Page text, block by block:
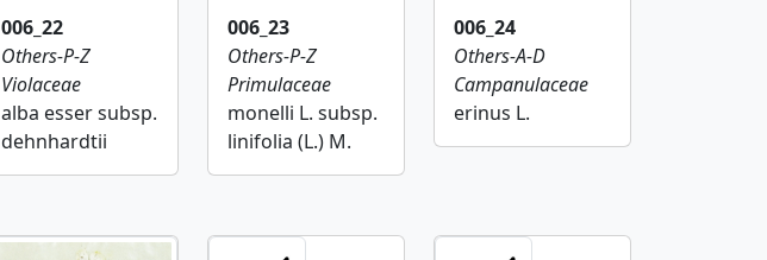
006_22
Others-P-Z
Violaceae
alba esser subsp.
dehnhardtii
006_23
Others-P-Z
Primulaceae
monelli L. subsp.
linifolia (L.) M.
006_24
Others-A-D
Campanulaceae
erinus L.